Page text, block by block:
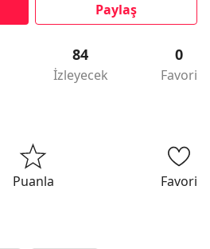
Paylaş
84
İzleyecek
0
Favori
Puanla Favori